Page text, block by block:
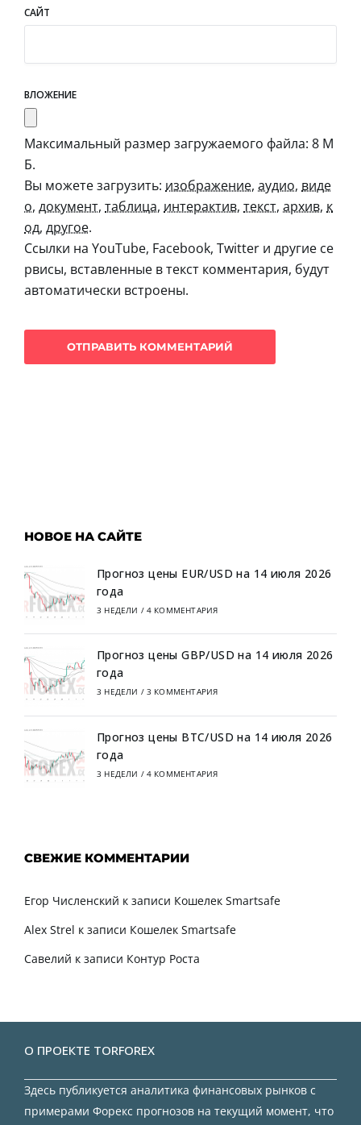
САЙТ
ВЛОЖЕНИЕ
Максимальный размер загружаемого файла: 8 М
Б.
Вы можете загрузить: изображение, аудио, виде
о, документ, таблица, интерактив, текст, архив, к
од, другое.
Ссылки на YouTube, Facebook, Twitter и другие се
рвисы, вставленные в текст комментария, будут
автоматически встроены.
НОВОЕ НА САЙТЕ
Прогноз цены EUR/USD на 14 июля 2026
года
3 НЕДЕЛИ / 4 КОММЕНТАРИЯ
Прогноз цены GBP/USD на 14 июля 2026
года
3 НЕДЕЛИ / 3 КОММЕНТАРИЯ
Прогноз цены BTC/USD на 14 июля 2026
года
3 НЕДЕЛИ / 4 КОММЕНТАРИЯ
СВЕЖИЕ КОММЕНТАРИИ
Егор Численский к записи Кошелек Smartsafe
Alex Strel к записи Кошелек Smartsafe
Савелий к записи Контур Роста
О ПРОЕКТЕ TORFOREX
Здесь публикуется аналитика финансовых рынков с
примерами Форекс прогнозов на текущий момент, что